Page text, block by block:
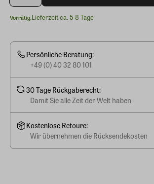
Vorrätig.Lieferzeit ca. 5-8 Tage
Persönliche Beratung:
+49 (0) 40 32 80 101
30 Tage Rückgaberecht:
Damit Sie alle Zeit der Welt haben
Kostenlose Retoure:
Wir übernehmen die Rücksendekosten